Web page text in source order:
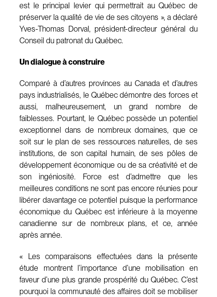
est le principal levier qui permettrait au Québec de
préserver la qualité de vie de ses citoyens », a déclaré
Yves-Thomas Dorval, président-directeur général du
Conseil du patronat du Québec.
Un dialogue à construire
Comparé à d’autres provinces au Canada et d’autres
pays industrialisés, le Québec démontre des forces et
aussi, malheureusement, un grand nombre de
faiblesses. Pourtant, le Québec possède un potentiel
exceptionnel dans de nombreux domaines, que ce
soit sur le plan de ses ressources naturelles, de ses
institutions, de son capital humain, de ses pôles de
développement économique ou de sa créativité et de
son ingéniosité. Force est d’admettre que les
meilleures conditions ne sont pas encore réunies pour
libérer davantage ce potentiel puisque la performance
économique du Québec est inférieure à la moyenne
canadienne sur de nombreux plans, et ce, année
après année.
« Les comparaisons effectuées dans la présente
étude montrent l’importance d’une mobilisation en
faveur d’une plus grande prospérité du Québec. C’est
pourquoi la communauté des affaires doit se mobiliser